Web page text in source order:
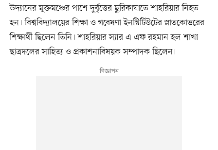
উদ্যানের মুক্তমঞ্চের পাশে দুর্বৃত্তের ছুরিকাঘাতে শাহরিয়ার নিহত
হন। বিশ্ববিদ্যালয়ের শিক্ষা ও গবেষণা ইনস্টিটিউটের স্নাতকোত্তরের
শিক্ষার্থী ছিলেন তিনি। শাহরিয়ার স্যার এ এফ রহমান হল শাখা
ছাত্রদলের সাহিত্য ও প্রকাশনাবিষয়ক সম্পাদক ছিলেন।